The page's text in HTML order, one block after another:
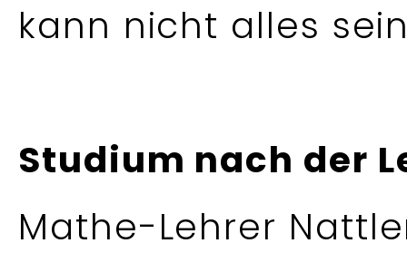
kann nicht alles
Studium nach der
Mathe-Lehrer